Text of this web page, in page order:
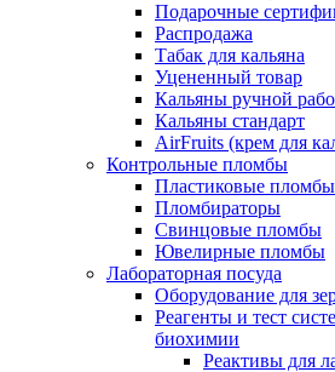
Подарочные
Распродажа
Табак для кальяна
Уцененный товар
Кальяны ручной
Кальяны стандарт
AirFruits (крем для
Контрольные пломбы
Пластиковые пломбы
Пломбираторы
Свинцовые пломбы
Ювелирные пломбы
Лабораторная посуда
Оборудование для
Реагенты и тест
биохимии
Реактивы для